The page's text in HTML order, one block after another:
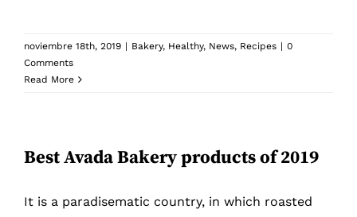
noviembre 18th, 2019 | Bakery, Healthy, News, Recipes | 0
Comments
Read More
Best Avada Bakery products of 2019
It is a paradisematic country, in which roasted